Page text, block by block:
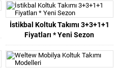
İstikbal Koltuk Takımı 3+3+1+1
Fiyatları * Yeni Sezon